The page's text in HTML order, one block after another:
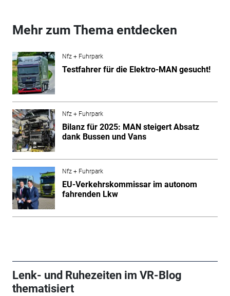
Mehr zum Thema entdecken
Nfz + Fuhrpark
Testfahrer für die Elektro-MAN gesucht!
Nfz + Fuhrpark
Bilanz für 2025: MAN steigert Absatz
dank Bussen und Vans
Nfz + Fuhrpark
EU-Verkehrskommissar im autonom
fahrenden Lkw
Lenk- und Ruhezeiten im VR-Blog
thematisiert